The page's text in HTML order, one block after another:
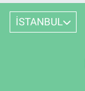
İSTANBUL